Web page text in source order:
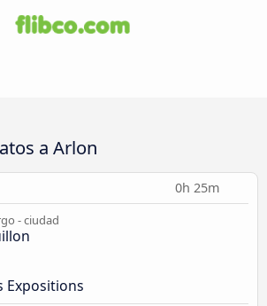
a Arlon
0h 25m
- ciudad
Expositions